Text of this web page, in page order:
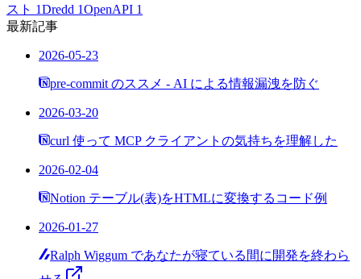
スト 1Dredd 1OpenAPI 1
最新記事
2026-05-23
pre-commit のススメ - AI による情報漏洩を防ぐ
2026-03-20
curl 使って MCP クライアントの気持ちを理解した
2026-02-04
Notion テーブル(表)をHTMLに変換するコード例
2026-01-27
Ralph Wiggum であなたが寝ている間に開発を終わら